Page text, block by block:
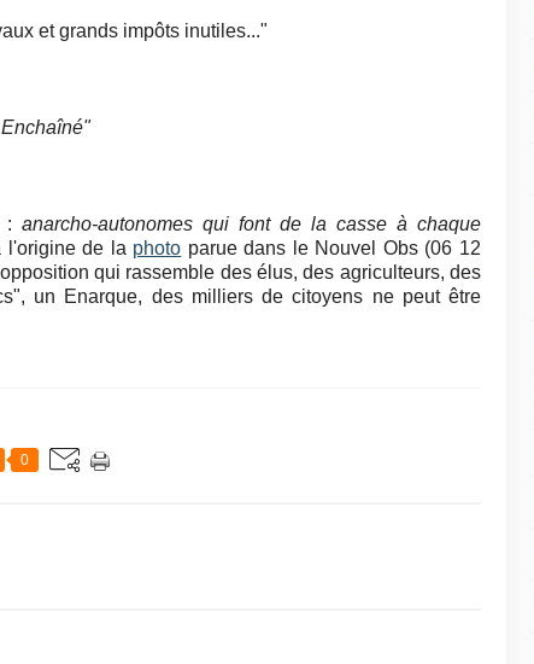
et grands impôts inutiles..."
: anarcho-autonomes qui font de la casse à chaque
de la photo parue dans le Nouvel Obs (06 12
qui rassemble des élus, des agriculteurs, des
un Enarque, des milliers de citoyens ne peut être
0